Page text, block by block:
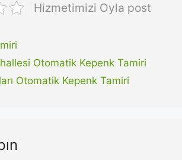
Hizmetimizi Oyla post
Otomatik Kepenk Tamiri
Otomatik Kepenk Tamiri